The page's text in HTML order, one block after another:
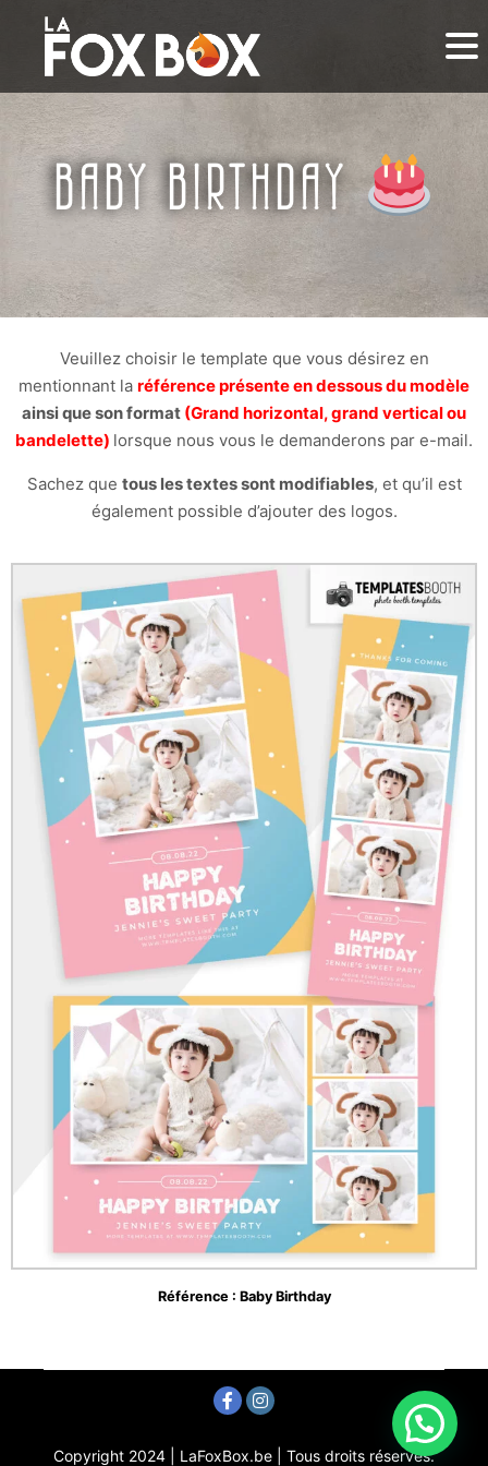
BABY BIRTHDAY
Veuillez choisir le template que vous désirez en
mentionnant la référence présente en dessous du modèle
ainsi que son format (Grand horizontal, grand vertical ou
bandelette) lorsque nous vous le demanderons par e-mail.
Sachez que tous les textes sont modifiables, et qu’il est
également possible d’ajouter des logos.
Référence : Baby Birthday
Copyright 2024 | LaFoxBox.be | Tous droits réservés.